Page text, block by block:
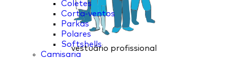
Coletes
Corta-ventos
Parkas
Polares
Softshells
Camisaria
vestuário profissional